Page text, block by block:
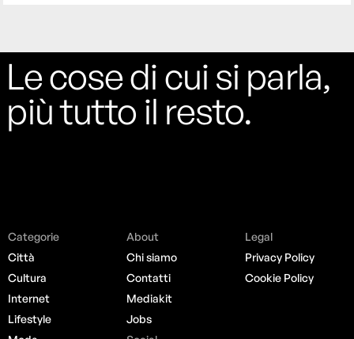
Le cose di cui si parla,
più tutto il resto.
Categorie
Città
Cultura
Internet
Lifestyle
About
Chi siamo
Contatti
Mediakit
Jobs
Legal
Privacy Policy
Cookie Policy